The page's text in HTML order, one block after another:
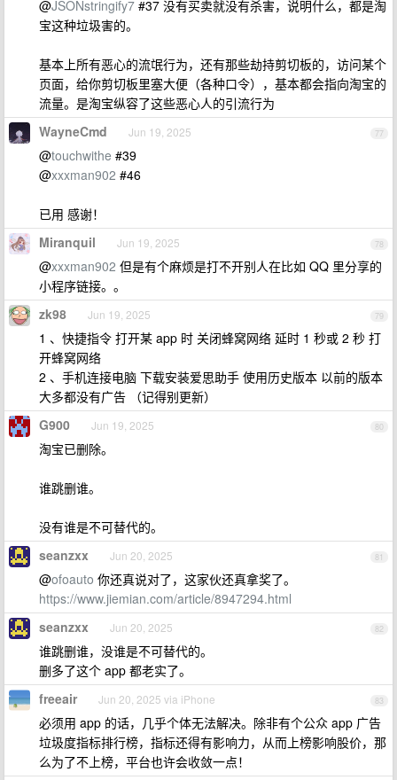
@JSONstringify7 #37 没有买卖就没有杀害，说明什么，都是淘
宝这种垃圾害的。
基本上所有恶心的流氓行为，还有那些劫持剪切板的，访问某个
页面，给你剪切板里塞大便（各种口令），基本都会指向淘宝的
流量。是淘宝纵容了这些恶心人的引流行为
77
WayneCmd Jun 19, 2025
@touchwithe #39
@xxxman902 #46
已用 感谢！
78
Miranquil Jun 19, 2025
@xxxman902 但是有个麻烦是打不开别人在比如 QQ 里分享的
小程序链接。。
79
zk98 Jun 19, 2025
1 、快捷指令 打开某 app 时 关闭蜂窝网络 延时 1 秒或 2 秒 打
开蜂窝网络
2 、手机连接电脑 下载安装爱思助手 使用历史版本 以前的版本
大多都没有广告 （记得别更新）
80
G900 Jun 19, 2025
淘宝已删除。
谁跳删谁。
没有谁是不可替代的。
81
seanzxx Jun 20, 2025
@ofoauto 你还真说对了，这家伙还真拿奖了。
https://www.jiemian.com/article/8947294.html
82
seanzxx Jun 20, 2025
谁跳删谁，没谁是不可替代的。
删多了这个 app 都老实了。
83
freeair Jun 20, 2025 via iPhone
必须用 app 的话，几乎个体无法解决。除非有个公众 app 广告
垃圾度指标排行榜，指标还得有影响力，从而上榜影响股价，那
么为了不上榜，平台也许会收敛一点！